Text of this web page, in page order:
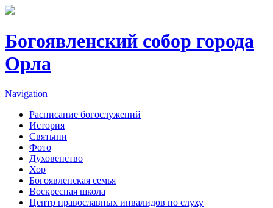
Перейти к основному содержанию
Богоявленский собор города
Орла
Navigation
Расписание богослужений
История
Святыни
Фото
Духовенство
Хор
Богоявленская семья
Воскресная школа
Центр православных инвалидов по слуху